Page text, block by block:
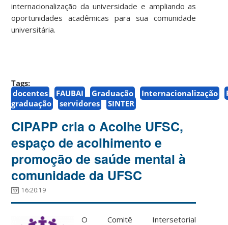
internacionalização da universidade e ampliando as
oportunidades acadêmicas para sua comunidade
universitária.
Tags:
docentes
FAUBAI Graduação Internacionalização
graduação
servidores SINTER
CIPAPP cria o Acolhe UFSC,
espaço de acolhimento e
promoção de saúde mental à
comunidade da UFSC
16:20:19
O Comitê Intersetorial